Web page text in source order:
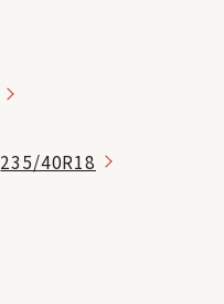
235/40R18